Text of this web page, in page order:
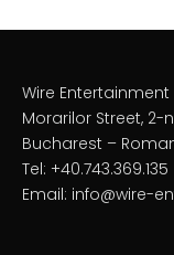
Wire
Morarilor Street, 2-
Bucharest –
Tel: +40.743.369.135
Email: info@wire-